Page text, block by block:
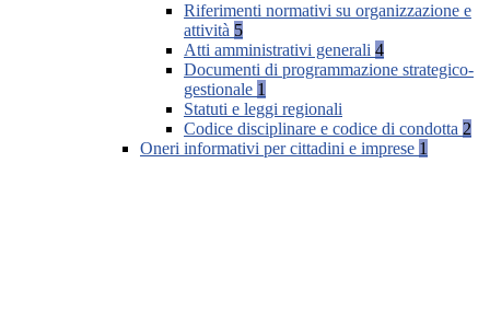
Riferimenti normativi su organizzazione e
attività 5
Atti amministrativi generali 4
Documenti di programmazione strategico-
gestionale 1
Statuti e leggi regionali
Codice disciplinare e codice di condotta 2
Oneri informativi per cittadini e imprese 1